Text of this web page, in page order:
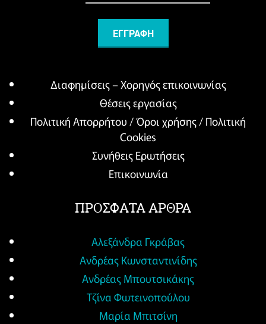
Διαφημίσεις – Χορηγός επικοινωνίας
Θέσεις εργασίας
Πολιτική Απορρήτου / Όροι χρήσης / Πολιτική
Cookies
Συνήθεις Ερωτήσεις
Επικοινωνία
ΠΡΟΣΦΑΤΑ ΑΡΘΡΑ
Αλεξάνδρα Γκράβας
Ανδρέας Κωνσταντινίδης
Ανδρέας Μπουτσικάκης
Τζίνα Φωτεινοπούλου
Μαρία Μπιτσίνη